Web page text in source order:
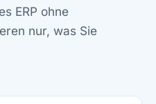
ERP ohne
nur, was Sie